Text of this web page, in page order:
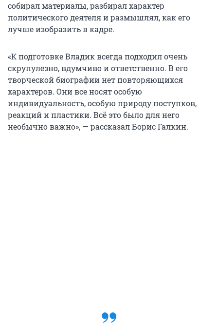
собирал материалы, разбирал характер
политического деятеля и размышлял, как его
лучше изобразить в кадре.
«К подготовке Владик всегда подходил очень
скрупулезно, вдумчиво и ответственно. В его
творческой биографии нет повторяющихся
характеров. Они все носят особую
индивидуальность, особую природу поступков,
реакций и пластики. Всё это было для него
необычно важно», — рассказал Борис Галкин.